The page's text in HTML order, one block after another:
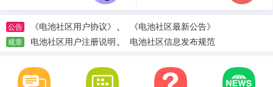
公告 《电池社区用户协议》 、 《电池社区最新公告》
规章 电池社区用户注册说明、 电池社区信息发布规范